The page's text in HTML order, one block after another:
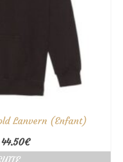
Lanvern (Enfant)
44.50€Plage
de